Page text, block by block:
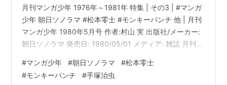
月刊マンガ少年 1976年～1981年 特集 | その3 | #マンガ
少年 朝日ソノラマ #松本零士 #モンキーパンチ 他 | 月刊
マンガ少年 1980年5月号 作者:村山 実 出版社/メーカー:
朝日ソノラマ 発売日: 1980/05/01 メディア: 雑誌 月刊
朝日ソノラマ 発売日: 1980/04/01 メディア: 雑誌 月刊
マンガ少年 1980年3月号 作者:村山 実 出版社/メーカー:
#マンガ少年 #朝日ソノラマ #松本零士
#モンキーパンチ #手塚治虫